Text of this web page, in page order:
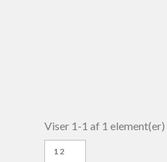
Viser 1-1 af 1 element(er)
12